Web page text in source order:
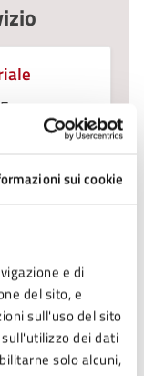
sui cookie
e di
del sito, e
sull'uso del sito
dei dati
solo alcuni,
e altre
e le condizioni